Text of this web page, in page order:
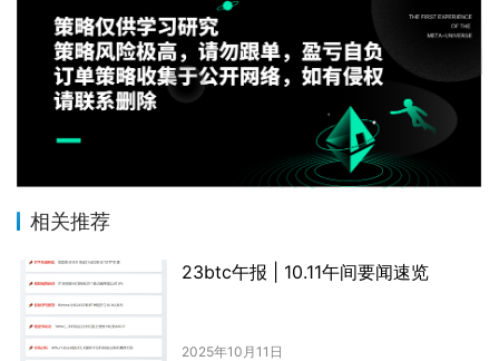
相关推荐
23btc午报 | 10.11午间要闻速览
2025年10月11日